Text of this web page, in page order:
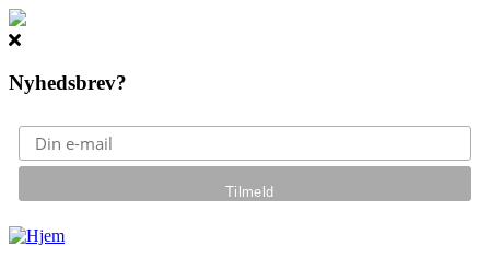
Nyhedsbrev?
Gå til hovedindhold